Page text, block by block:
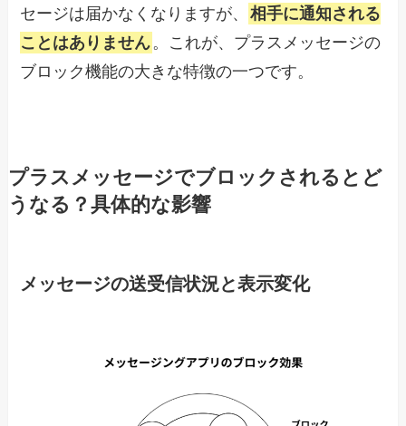
セージは届かなくなりますが、 相手に通知される
ことはありません 。これが、プラスメッセージの
ブロック機能の大きな特徴の一つです。
プラスメッセージでブロックされるとど
うなる？具体的な影響
メッセージの送受信状況と表示変化